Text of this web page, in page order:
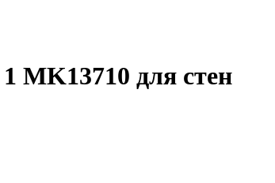
MK13710 для стен